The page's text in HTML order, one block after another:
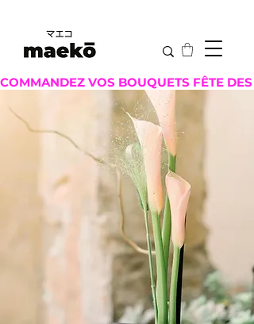
COMMANDEZ VOS BOUQUETS FÊTE DES